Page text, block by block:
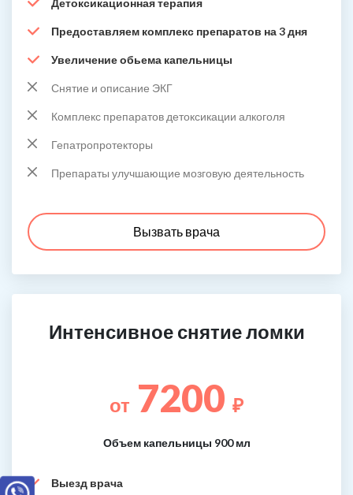
Детоксикационная терапия
Предоставляем комплекс препаратов на 3 дня
Увеличение обьема капельницы
Снятие и описание ЭКГ
Комплекс препаратов детоксикации алкоголя
Гепатропротекторы
Препараты улучшающие мозговую деятельность
Вызвать врача
Интенсивное снятие ломки
от 7200 ₽
Объем капельницы 900 мл
Выезд врача